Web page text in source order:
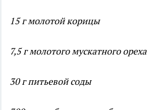
15 г молотой корицы
7,5 г молотого мускатного ореха
30 г питьевой соды